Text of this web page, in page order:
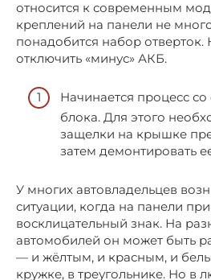
относится к современным
креплений на панели не
понадобится набор отверток.
отключить «минус» АКБ.
Начинается процесс
блока. Для этого
защелки на крышке
затем демонтировать
У многих автовладельцев
ситуации, когда на панели
восклицательный знак. На
автомобилей он может быть
— и жёлтым, и красным, и
кружке, в треугольнике. Но в